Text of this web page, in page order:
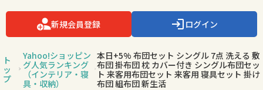
新規会員登録 ログイン
ト
ッ
プ
Yahoo!ショッピン
グ人気ランキング
（インテリア・寝
具・収納）
本日+5% 布団セット シングル 7点 洗える 敷
布団 掛布団 枕 カバー付き シングル布団セッ
ト 来客用布団セット 来客用 寝具セット 掛け
布団 組布団 新生活